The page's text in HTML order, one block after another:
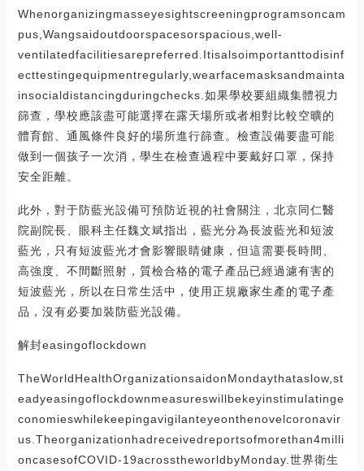
Whenorganizingmasseyesightscreeningprogramsoncam
pus,Wangsaidoutdoorspacesorspacious,well-
ventilatedfacilitiesarepreferred.Itisalsoimportanttodisinf
ecttestingequipmentregularly,wearfacemasksandmainta
insocialdistancingduringchecks.如果學校要組織集體視力
篩查，學校應該盡可能選擇在露天場所或者相對比較空曠的
體育館、通風條件良好的場所進行篩查。檢查設備要盡可能
做到一個孩子一次消，學生在檢查過程中要戴好口罩，保持
安全距離。
此外，對于防藍光設備可預防近視的社會關注，北京同仁醫
院副院長、眼科主任魏文斌指出，藍光分為長波藍光和短波
藍光，只有短波藍光才會影響眼睛健康，但這需要長時間、
高強度、不間斷照射，質檢合格的電子產品已經過濾有害的
短波藍光，所以在日常生活中，使用正規廠家生產的電子產
品，沒有必要加裝防藍光設備。
解封easingoflockdown
TheWorldHealthOrganizationsaidonMondaythataslow,st
eadyeasingoflockdownmeasureswillbekeyinstimulatinge
conomieswhilekeepingavigilanteyeonthenovelcoronavir
us.Theorganizationhadreceivedreportsofmorethan4milli
oncasesofCOVID-19acrosstheworldbyMonday.世界衛生